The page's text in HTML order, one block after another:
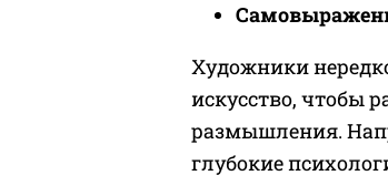
Художники
искусство, чтобы
размышления.
глубокие